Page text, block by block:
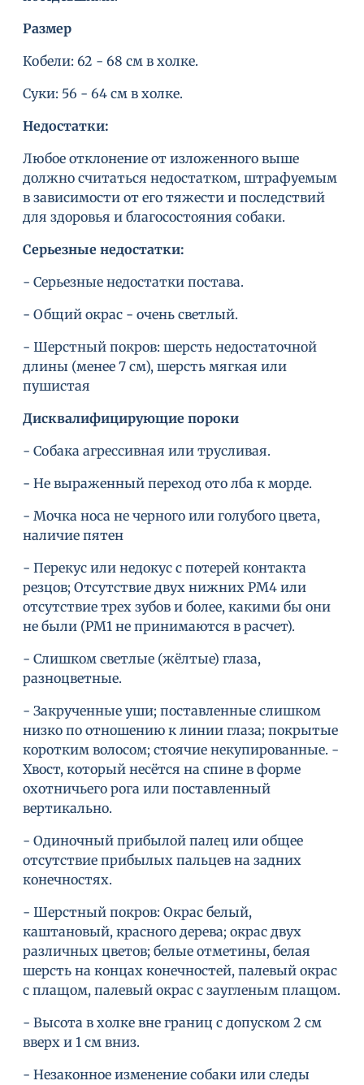
Размер
Кобели: 62 - 68 см в холке.
Суки: 56 - 64 см в холке.
Недостатки:
Любое отклонение от изложенного выше
должно считаться недостатком, штрафуемым
в зависимости от его тяжести и последствий
для здоровья и благосостояния собаки.
Серьезные недостатки:
- Серьезные недостатки постава.
- Общий окрас - очень светлый.
- Шерстный покров: шерсть недостаточной
длины (менее 7 см), шерсть мягкая или
пушистая
Дисквалифицирующие пороки
- Собака агрессивная или трусливая.
- Не выраженный переход ото лба к морде.
- Мочка носа не черного или голубого цвета,
наличие пятен
- Перекус или недокус с потерей контакта
резцов; Отсутствие двух нижних РМ4 или
отсутствие трех зубов и более, какими бы они
не были (РМ1 не принимаются в расчет).
- Слишком светлые (жëлтые) глаза,
разноцветные.
- Закрученные уши; поставленные слишком
низко по отношению к линии глаза; покрытые
коротким волосом; стоячие некупированные. -
Хвост, который несëтся на спине в форме
охотничьего рога или поставленный
вертикально.
- Одиночный прибылой палец или общее
отсутствие прибылых пальцев на задних
конечностях.
- Шерстный покров: Окрас белый,
каштановый, красного дерева; окрас двух
различных цветов; белые отметины, белая
шерсть на концах конечностей, палевый окрас
с плащом, палевый окрас с заугленым плащом.
- Высота в холке вне границ с допуском 2 см
вверх и 1 см вниз.
- Незаконное изменение собаки или следы